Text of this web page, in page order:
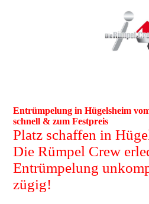
Entrümpelung in Hügelsheim
schnell & zum Festpreis
Platz schaffen in
Die Rümpel Crew
Entrümpelung
zügig!